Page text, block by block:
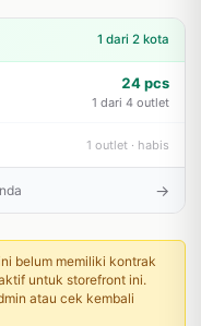
1 dari 2 kota
24 pcs
1 dari 4 outlet
1 outlet · habis
→
belum memiliki kontrak
untuk storefront ini.
atau cek kembali